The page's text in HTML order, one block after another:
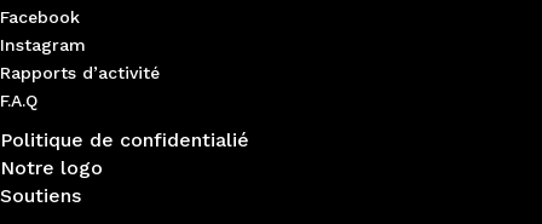
Facebook
Instagram
Rapports d’activité
F.A.Q
Politique de confidentialié
Notre logo
Soutiens